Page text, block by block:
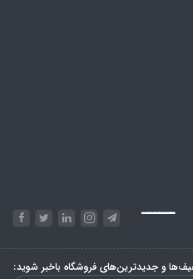
Powered by Embed Google Maps & Phase 10 rules
و جدیدترین‌های فروشگاه باخبر شوید: